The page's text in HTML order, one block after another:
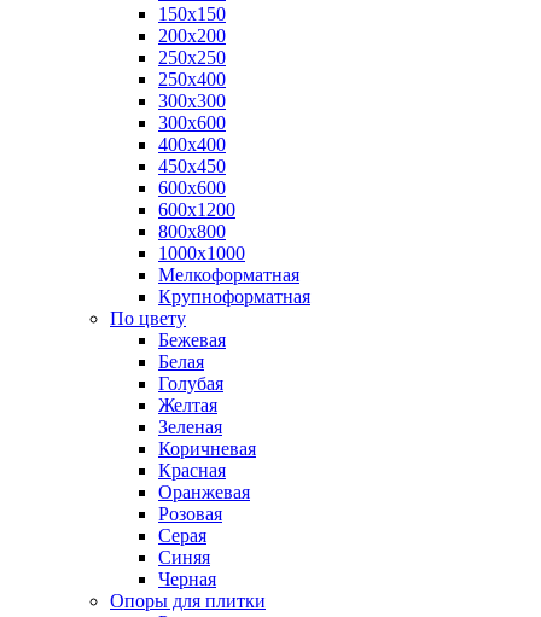
150х150
200х200
250х250
250х400
300х300
300х600
400х400
450х450
600х600
600х1200
800х800
1000х1000
Мелкоформатная
Крупноформатная
По цвету
Бежевая
Белая
Голубая
Желтая
Зеленая
Коричневая
Красная
Оранжевая
Розовая
Серая
Синяя
Черная
Опоры для плитки